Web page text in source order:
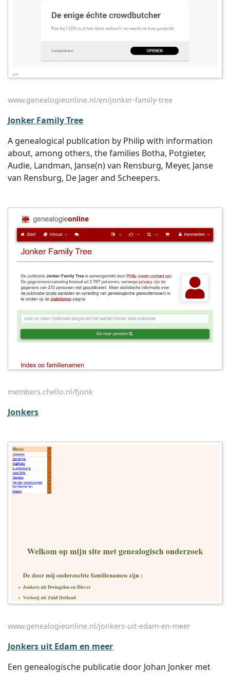
www.genealogieonline.nl/en/jonker-family-tree
Jonker Family Tree
A genealogical publication by Philip with information
about, among others, the families Botha, Potgieter,
Audie, Landman, Janse(n) van Rensburg, Meyer, Janse
van Rensburg, De Jager and Scheepers.
members.chello.nl/fjonk
Jonkers
www.genealogieonline.nl/jonkers-uit-edam-en-meer
Jonkers uit Edam en meer
Een genealogische publicatie door Johan Jonker met